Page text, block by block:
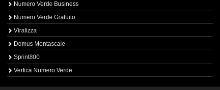
Numero Verde Business
Numero Verde Gratuito
Viralizza
Domus Montascale
Sprint800
Verfica Numero Verde